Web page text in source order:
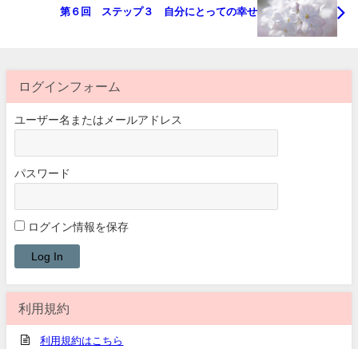
第６回 ステップ３ 自分にとっての幸せ
ログインフォーム
ユーザー名またはメールアドレス
パスワード
ログイン情報を保存
利用規約
利用規約はこちら